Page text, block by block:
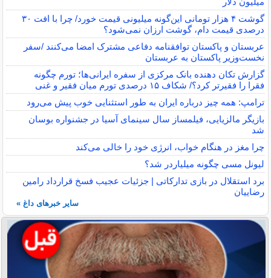
گوشت ۴ هزار تومانی این‌گونه میلیونی قیمت خورد/ چرا با افت ۳۰
درصدی قیمت دام، گوشت ارزان نمی‌شود؟
عربستان و پاکستان توافقنامه دفاعی مشترک امضا می‌کنند /سفر
نخست‌وزیر پاکستان به عربستان
گزارش تکان‌ دهنده بانک مرکزی از سفره ایرانی‌ها؛ تورم چگونه
فقرا را فقیرتر کرد؟/ شکاف ۱۵ درصدی تورم میان فقیر و غنی
ترامپ: همه چیز درباره ایران به طور استثنایی خوب پیش می‌رود
بازیگر مالزیایی، فیلمساز سال سینمای آسیا در جشنواره بوسان
شد
چرا مغز در هنگام خواب، انرژی خود را خالی می‌کند
لیونل مسی چگونه میلیاردر شد؟
برد استقلال در بازی تدارکاتی | جزئیات عجیب فسخ قرارداد رامین
رضاییان
سایر خبرهای داغ »